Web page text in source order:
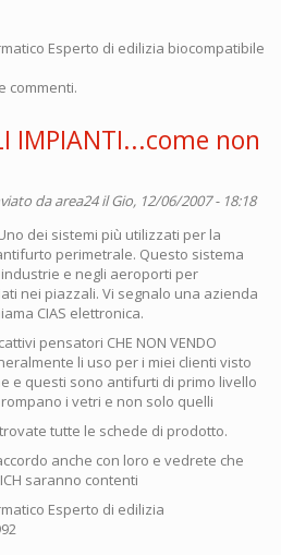
Esperto di edilizia biocompatibile
commenti.
IMPIANTI...come non
daarea24il Gio, 12/06/2007 - 18:18
dei sistemi più utilizzati per la
perimetrale. Questo sistema
e negli aeroporti per
nei piazzali. Vi segnalo una azienda
CIAS elettronica.
pensatori CHE NON VENDO
li uso per i miei clienti visto
e questi sono antifurti di primo livello
i vetri e non solo quelli
tutte le schede di prodotto.
anche con loro e vedrete che
saranno contenti
Esperto di edilizia